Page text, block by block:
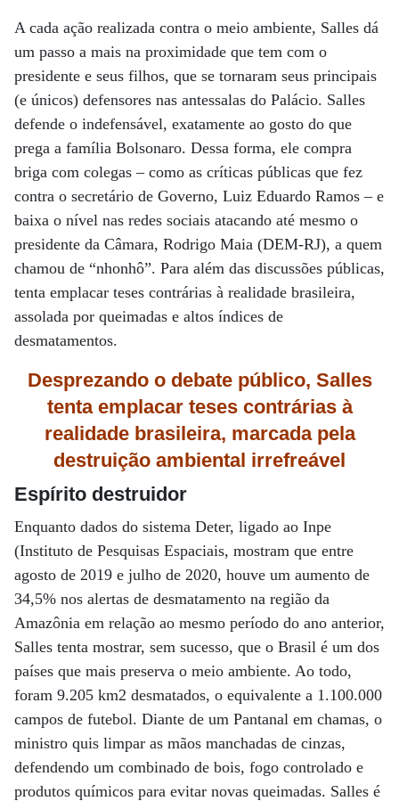
A cada ação realizada contra o meio ambiente, Salles dá
um passo a mais na proximidade que tem com o
presidente e seus filhos, que se tornaram seus principais
(e únicos) defensores nas antessalas do Palácio. Salles
defende o indefensável, exatamente ao gosto do que
prega a família Bolsonaro. Dessa forma, ele compra
briga com colegas – como as críticas públicas que fez
contra o secretário de Governo, Luiz Eduardo Ramos – e
baixa o nível nas redes sociais atacando até mesmo o
presidente da Câmara, Rodrigo Maia (DEM-RJ), a quem
chamou de “nhonhô”. Para além das discussões públicas,
tenta emplacar teses contrárias à realidade brasileira,
assolada por queimadas e altos índices de
desmatamentos.
Desprezando o debate público, Salles
tenta emplacar teses contrárias à
realidade brasileira, marcada pela
destruição ambiental irrefreável
Espírito destruidor
Enquanto dados do sistema Deter, ligado ao Inpe
(Instituto de Pesquisas Espaciais, mostram que entre
agosto de 2019 e julho de 2020, houve um aumento de
34,5% nos alertas de desmatamento na região da
Amazônia em relação ao mesmo período do ano anterior,
Salles tenta mostrar, sem sucesso, que o Brasil é um dos
países que mais preserva o meio ambiente. Ao todo,
foram 9.205 km2 desmatados, o equivalente a 1.100.000
campos de futebol. Diante de um Pantanal em chamas, o
ministro quis limpar as mãos manchadas de cinzas,
defendendo um combinado de bois, fogo controlado e
produtos químicos para evitar novas queimadas. Salles é